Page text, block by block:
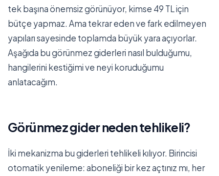
tek başına önemsiz görünüyor, kimse 49 TL için
bütçe yapmaz. Ama tekrar eden ve fark edilmeyen
yapıları sayesinde toplamda büyük yara açıyorlar.
Aşağıda bu görünmez giderleri nasıl bulduğumu,
hangilerini kestiğimi ve neyi koruduğumu
anlatacağım.
Görünmez gider neden tehlikeli?
İki mekanizma bu giderleri tehlikeli kılıyor. Birincisi
otomatik yenileme: aboneliği bir kez açtınız mı, her